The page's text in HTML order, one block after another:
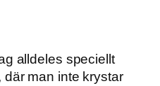
alldeles speciellt
man inte krystar